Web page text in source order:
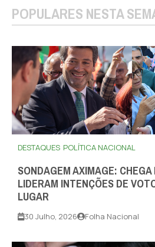
POPULARES NESTA
DESTAQUES POLÍTICA NACIONAL
SONDAGEM AXIMAGE:
LIDERAM INTENÇÕES DE
LUGAR
30 Julho, 2026 Folha Nacional